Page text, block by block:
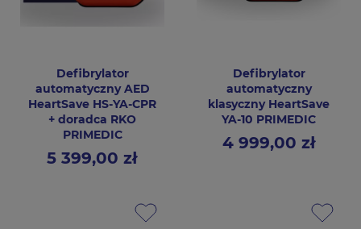
Defibrylator
automatyczny AED
HeartSave HS-YA-CPR
+ doradca RKO
PRIMEDIC
Cena
5 399,00 zł
Defibrylator
automatyczny
klasyczny HeartSave
YA-10 PRIMEDIC
Cena4 999,00 zł